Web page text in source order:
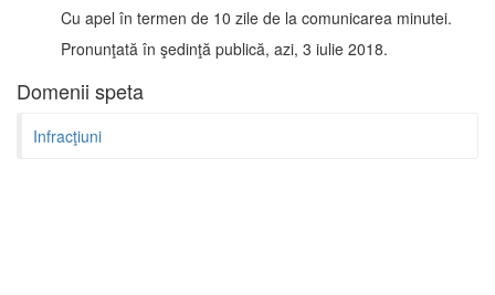
Cu apel în termen de 10 zile de la comunicarea minutei.
Pronunţată în şedinţă publică, azi, 3 iulie 2018.
Domenii speta
Infracţiuni